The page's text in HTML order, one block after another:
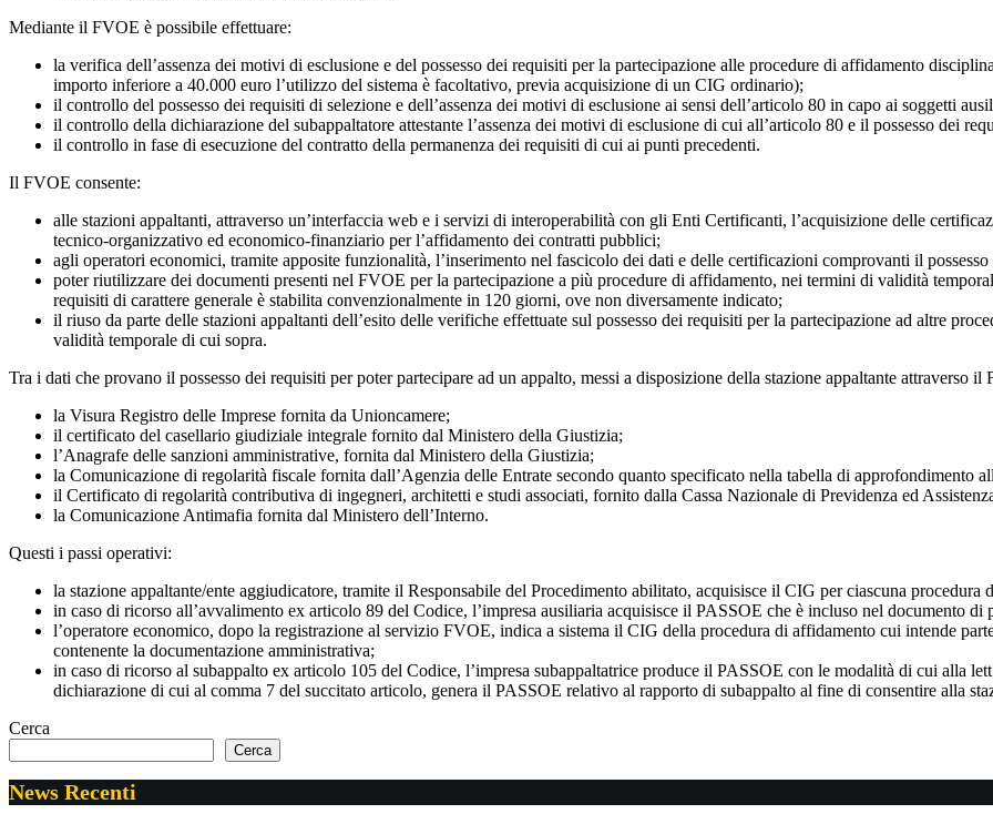
Mediante il FVOE è possibile effettuare:
la verifica dell’assenza dei motivi di esclusione e del possesso dei requisiti per la partecipazione alle procedure di affidamento
importo inferiore a 40.000 euro l’utilizzo del sistema è facoltativo, previa acquisizione di un CIG ordinario);
il controllo del possesso dei requisiti di selezione e dell’assenza dei motivi di esclusione ai sensi dell’articolo 80 in capo ai soggetti
il controllo della dichiarazione del subappaltatore attestante l’assenza dei motivi di esclusione di cui all’articolo 80 e il possesso dei
il controllo in fase di esecuzione del contratto della permanenza dei requisiti di cui ai punti precedenti.
Il FVOE consente:
alle stazioni appaltanti, attraverso un’interfaccia web e i servizi di interoperabilità con gli Enti Certificanti, l’acquisizione delle
tecnico-organizzativo ed economico-finanziario per l’affidamento dei contratti pubblici;
agli operatori economici, tramite apposite funzionalità, l’inserimento nel fascicolo dei dati e delle certificazioni comprovanti il
poter riutilizzare dei documenti presenti nel FVOE per la partecipazione a più procedure di affidamento, nei termini di validità
requisiti di carattere generale è stabilita convenzionalmente in 120 giorni, ove non diversamente indicato;
il riuso da parte delle stazioni appaltanti dell’esito delle verifiche effettuate sul possesso dei requisiti per la partecipazione ad altre
validità temporale di cui sopra.
Tra i dati che provano il possesso dei requisiti per poter partecipare ad un appalto, messi a disposizione della stazione appaltante attraverso il
la Visura Registro delle Imprese fornita da Unioncamere;
il certificato del casellario giudiziale integrale fornito dal Ministero della Giustizia;
l’Anagrafe delle sanzioni amministrative, fornita dal Ministero della Giustizia;
la Comunicazione di regolarità fiscale fornita dall’Agenzia delle Entrate secondo quanto specificato nella tabella di approfondimento
il Certificato di regolarità contributiva di ingegneri, architetti e studi associati, fornito dalla Cassa Nazionale di Previdenza ed
la Comunicazione Antimafia fornita dal Ministero dell’Interno.
Questi i passi operativi:
la stazione appaltante/ente aggiudicatore, tramite il Responsabile del Procedimento abilitato, acquisisce il CIG per ciascuna
in caso di ricorso all’avvalimento ex articolo 89 del Codice, l’impresa ausiliaria acquisisce il PASSOE che è incluso nel documento di
l’operatore economico, dopo la registrazione al servizio FVOE, indica a sistema il CIG della procedura di affidamento cui intende
contenente la documentazione amministrativa;
in caso di ricorso al subappalto ex articolo 105 del Codice, l’impresa subappaltatrice produce il PASSOE con le modalità di cui alla
dichiarazione di cui al comma 7 del succitato articolo, genera il PASSOE relativo al rapporto di subappalto al fine di consentire alla
Cerca
Cerca
News Recenti